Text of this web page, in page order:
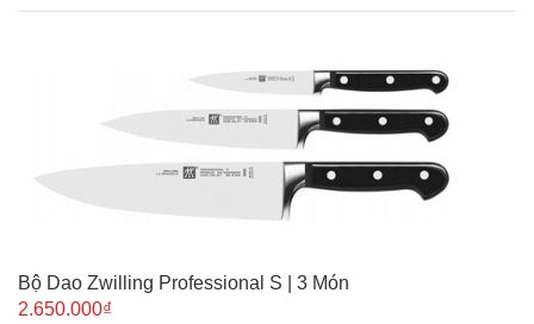
Bộ Dao Zwilling Professional S | 3 Món
2.650.000₫